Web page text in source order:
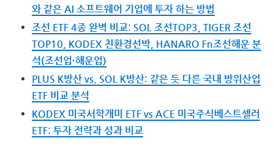
와 같은 AI 소프트웨어 기업에 투자 하는 방법
조선 ETF 4종 완벽 비교: SOL 조선TOP3, TIGER 조선
TOP10, KODEX 친환경선박, HANARO Fn조선해운 분
석(조선업·해운업)
PLUS K방산 vs. SOL K방산: 같은 듯 다른 국내 방위산업
ETF 비교 분석
KODEX 미국서학개미 ETF vs ACE 미국주식베스트셀러
ETF: 투자 전략과 성과 비교